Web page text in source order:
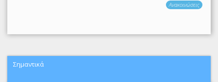
Ανακοινώσεις
Σημαντικά